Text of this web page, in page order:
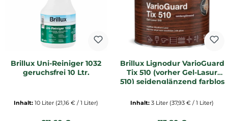
Brillux Uni-Reiniger 1032
geruchsfrei 10 Ltr.
Inhalt: 10 Liter (21,16 € / 1 Liter)
Brillux Lignodur VarioGuard
Tix 510 (vorher Gel-Lasur
510) seidenglänzend farblos
Inhalt: 3 Liter (37,93 € / 1 Liter)